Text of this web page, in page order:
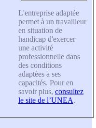
L'entreprise adaptée
permet à un travailleur
en situation de
handicap d'exercer
une activité
professionnelle dans
des conditions
adaptées à ses
capacités. Pour en
savoir plus, consultez
le site de l’UNEA.